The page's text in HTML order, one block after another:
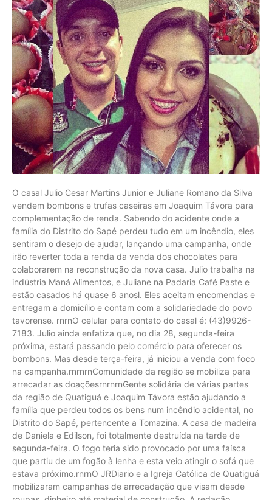
O casal Julio Cesar Martins Junior e Juliane Romano da Silva
vendem bombons e trufas caseiras em Joaquim Távora para
complementação de renda. Sabendo do acidente onde a
família do Distrito do Sapé perdeu tudo em um incêndio, eles
sentiram o desejo de ajudar, lançando uma campanha, onde
irão reverter toda a renda da venda dos chocolates para
colaborarem na reconstrução da nova casa. Julio trabalha na
indústria Maná Alimentos, e Juliane na Padaria Café Paste e
estão casados há quase 6 anosl. Eles aceitam encomendas e
entregam a domicílio e contam com a solidariedade do povo
tavorense. rnrnO celular para contato do casal é: (43)9926-
7183. Julio ainda enfatiza que, no dia 28, segunda-feira
próxima, estará passando pelo comércio para oferecer os
bombons. Mas desde terça-feira, já iniciou a venda com foco
na campanha.rnrnrnComunidade da região se mobiliza para
arrecadar as doaçõesrnrnrnGente solidária de várias partes
da região de Quatiguá e Joaquim Távora estão ajudando a
família que perdeu todos os bens num incêndio acidental, no
Distrito do Sapé, pertencente a Tomazina. A casa de madeira
de Daniela e Edilson, foi totalmente destruída na tarde de
segunda-feira. O fogo teria sido provocado por uma faísca
que partiu de um fogão à lenha e esta veio atingir o sofá que
estava próximo.rnrnO JRDiario e a Igreja Católica de Quatiguá
mobilizaram campanhas de arrecadação que visam desde